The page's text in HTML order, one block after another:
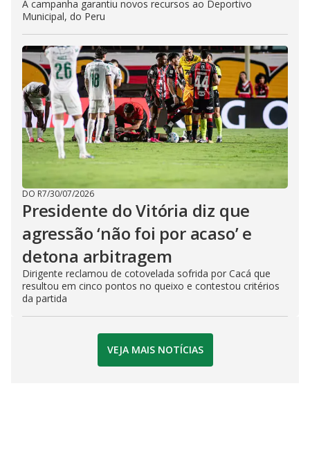
A campanha garantiu novos recursos ao Deportivo
Municipal, do Peru
DO R7/30/07/2026
Presidente do Vitória diz que
agressão ‘não foi por acaso’ e
detona arbitragem
Dirigente reclamou de cotovelada sofrida por Cacá que
resultou em cinco pontos no queixo e contestou critérios
da partida
VEJA MAIS NOTÍCIAS